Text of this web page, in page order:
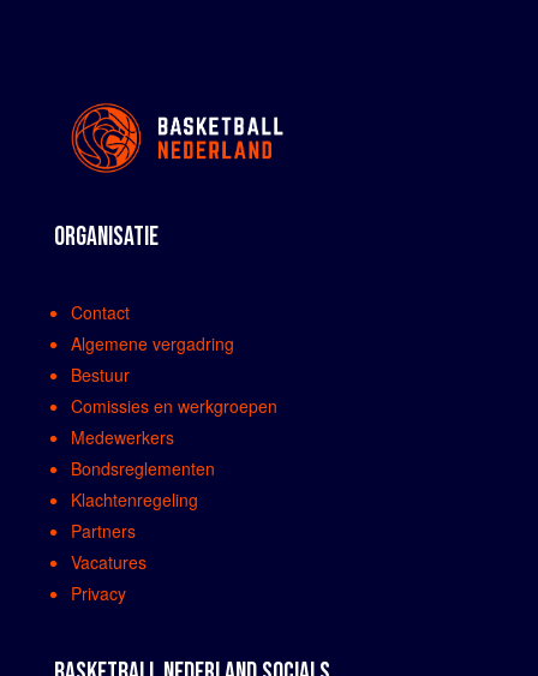
ORGANISATIE
Contact
Algemene vergadring
Bestuur
Comissies en werkgroepen
Medewerkers
Bondsreglementen
Klachtenregeling
Partners
Vacatures
Privacy